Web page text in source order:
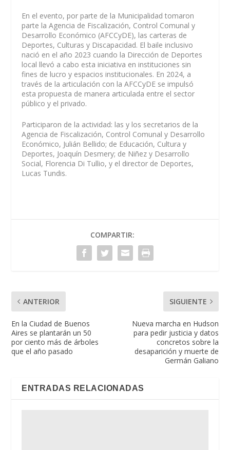
En el evento, por parte de la Municipalidad tomaron
parte la Agencia de Fiscalización, Control Comunal y
Desarrollo Económico (AFCCyDE), las carteras de
Deportes, Culturas y Discapacidad. El baile inclusivo
nació en el año 2023 cuando la Dirección de Deportes
local llevó a cabo esta iniciativa en instituciones sin
fines de lucro y espacios institucionales. En 2024, a
través de la articulación con la AFCCyDE se impulsó
esta propuesta de manera articulada entre el sector
público y el privado.
Participaron de la actividad: las y los secretarios de la
Agencia de Fiscalización, Control Comunal y Desarrollo
Económico, Julián Bellido; de Educación, Cultura y
Deportes, Joaquín Desmery; de Niñez y Desarrollo
Social, Florencia Di Tullio, y el director de Deportes,
Lucas Tundis.
COMPARTIR:
ANTERIOR
En la Ciudad de Buenos
Aires se plantarán un 50
por ciento más de árboles
que el año pasado
SIGUIENTE
Nueva marcha en Hudson
para pedir justicia y datos
concretos sobre la
desaparición y muerte de
Germán Galiano
ENTRADAS RELACIONADAS